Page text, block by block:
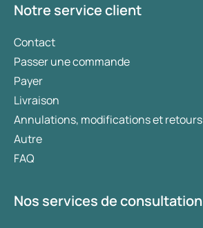
Notre service client
Contact
Passer une commande
Payer
Livraison
Annulations, modifications et retours
Autre
FAQ
Nos services de consultation